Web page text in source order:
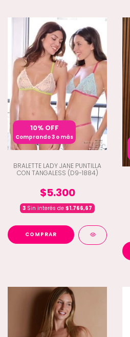
10% OFF
Comprando 3 o más
BRALETTE LADY JANE PUNTILLA
CON TANGALESS (D9-1884)
$5.300
3 Sin interés de $1.766,67
COMPRAR